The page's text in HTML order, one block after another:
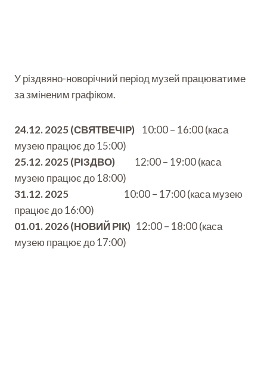
У різдвяно-новорічний період музей працюватиме
за зміненим графіком.
24.12. 2025 (СВЯТВЕЧІР)
10:00 – 16:00 (каса
музею працює до 15:00)
25.12. 2025 (РІЗДВО) 12:00 – 19:00 (каса
музею працює до 18:00)
31.12. 2025 10:00 – 17:00 (каса музею
працює до 16:00)
01.01. 2026 (НОВИЙ РІК) 12:00 – 18:00 (каса
музею працює до 17:00)